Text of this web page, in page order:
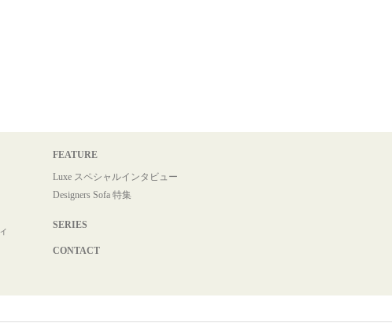
FEATURE
Luxe スペシャルインタビュー
Designers Sofa 特集
SERIES
CONTACT